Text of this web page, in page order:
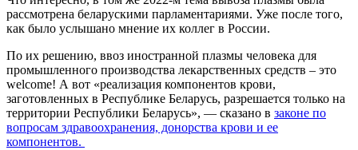
рассмотрена беларускими парламентариями. Уже после того,
как было услышано мнение их коллег в России.
По их решению, ввоз иностранной плазмы человека для
промышленного производства лекарственных средств – это
welcome! А вот «реализация компонентов крови,
заготовленных в Республике Беларусь, разрешается только на
территории Республики Беларусь», — сказано в законе по
вопросам здравоохранения, донорства крови и ее
компонентов.